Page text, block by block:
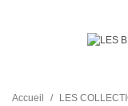
Accueil / LES